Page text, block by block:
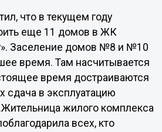
что в текущем году
еще 11 домов в ЖК
Заселение домов №8 и №10
время. Там насчитывается
время достраиваются
в эксплуатацию
жилого комплекса
всех, кто